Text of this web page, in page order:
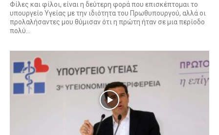
Φίλες και φίλοι, είναι η δεύτερη φορά που επισκέπτομαι το
υπουργείο Υγείας με την ιδιότητα του Πρωθυπουργού, αλλά οι
προλαλήσαντες μου θύμισαν ότι η πρώτη ήταν σε μια περίοδο
πολύ...